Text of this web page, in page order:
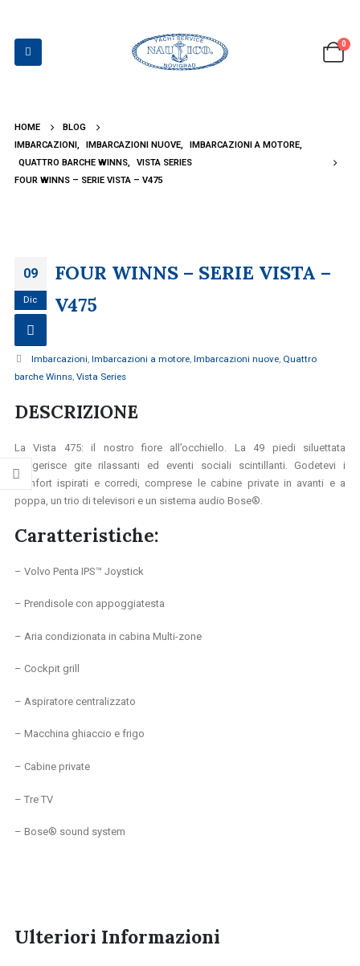
0
HOME
BLOG
IMBARCAZIONI, IMBARCAZIONI NUOVE, IMBARCAZIONI A MOTORE,
QUATTRO BARCHE WINNS,
VISTA SERIES
FOUR WINNS – SERIE VISTA – V475
09
Dic
FOUR WINNS – SERIE VISTA –
V475
Imbarcazioni, Imbarcazioni a motore, Imbarcazioni nuove, Quattro
barche Winns, Vista Series
DESCRIZIONE
La Vista 475: il nostro fiore all’occhiello. La 49 piedi siluettata
suggerisce gite rilassanti ed eventi sociali scintillanti. Godetevi i
comfort ispirati e corredi, comprese le cabine private in avanti e a
poppa, un trio di televisori e un sistema audio Bose®.
Caratteristiche:
– Volvo Penta IPS™ Joystick
– Prendisole con appoggiatesta
– Aria condizionata in cabina Multi-zone
– Cockpit grill
– Aspiratore centralizzato
– Macchina ghiaccio e frigo
– Cabine private
– Tre TV
– Bose® sound system
Ulteriori Informazioni